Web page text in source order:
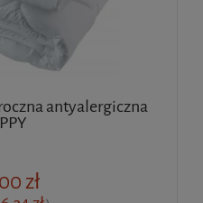
antyalergiczna
zł